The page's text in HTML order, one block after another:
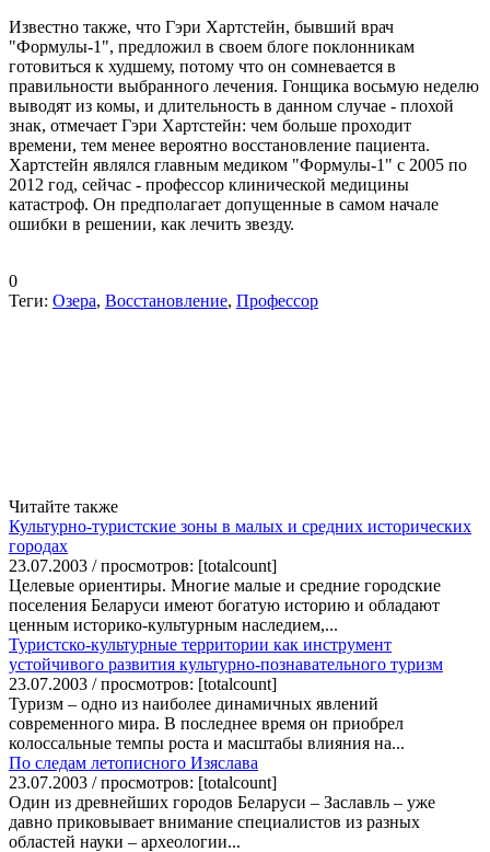
Известно также, что Гэри Хартстейн, бывший врач
"Формулы-1", предложил в своем блоге поклонникам
готовиться к худшему, потому что он сомневается в
правильности выбранного лечения. Гонщика восьмую неделю
выводят из комы, и длительность в данном случае - плохой
знак, отмечает Гэри Хартстейн: чем больше проходит
времени, тем менее вероятно восстановление пациента.
Хартстейн являлся главным медиком "Формулы-1" с 2005 по
2012 год, сейчас - профессор клинической медицины
катастроф. Он предполагает допущенные в самом начале
ошибки в решении, как лечить звезду.
0
Теги: Озера, Восстановление, Профессор
Читайте также
Культурно-туристские зоны в малых и средних исторических
городах
23.07.2003 / просмотров: [totalcount]
Целевые ориентиры. Многие малые и средние городские
поселения Беларуси имеют богатую историю и обладают
ценным историко-культурным наследием,...
Туристско-культурные территории как инструмент
устойчивого развития культурно-познавательного туризм
23.07.2003 / просмотров: [totalcount]
Туризм – одно из наиболее динамичных явлений
современного мира. В последнее время он приобрел
колоссальные темпы роста и масштабы влияния на...
По следам летописного Изяслава
23.07.2003 / просмотров: [totalcount]
Один из древнейших городов Беларуси – Заславль – уже
давно приковывает внимание специалистов из разных
областей науки – археологии...